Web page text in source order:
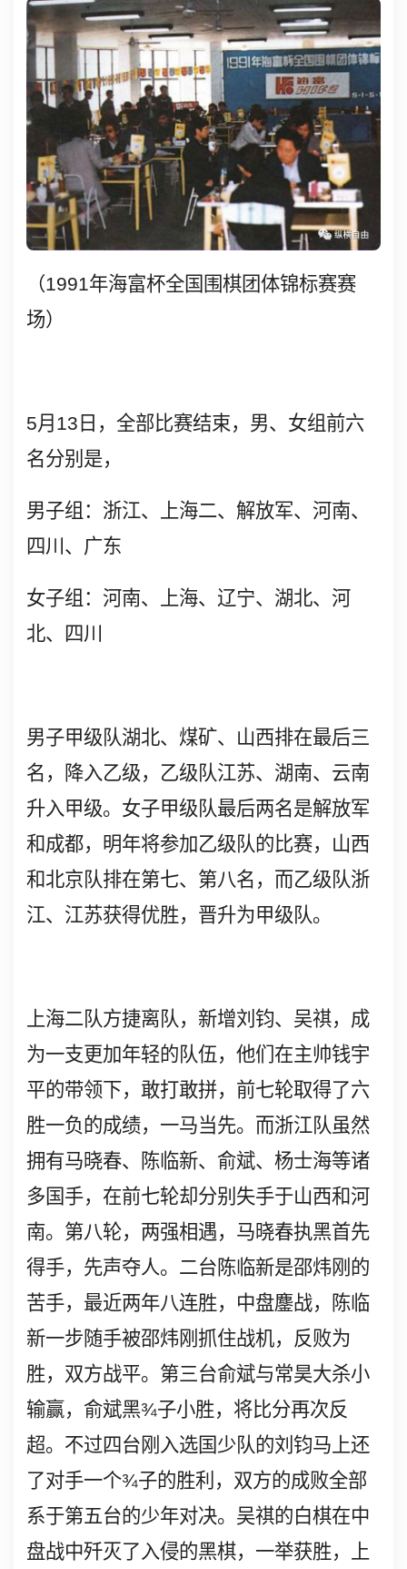
（1991年海富杯全国围棋团体锦标赛赛
场）
5月 13 日，全部比赛结束，男、女组前六
名分别是，
男子组：浙江、上海二、解放军、河南、
四川、广东
女子组：河南、上海、辽宁、湖北、河
北、四川
男子甲级队湖北、煤矿、山西排在最后三
名，降入乙级，乙级队江苏、湖南、云南
升入甲级。女子甲级队最后两名是解放军
和成都，明年将参加乙级队的比赛，山西
和北京队排在第七、第八名，而乙级队浙
江、江苏获得优胜，晋升为甲级队。
上海二队方捷离队，新增刘钧、吴祺，成
为一支更加年轻的队伍，他们在主帅钱宇
平的带领下，敢打敢拼，前七轮取得了六
胜一负的成绩，一马当先。而浙江队虽然
拥有马晓春、陈临新、俞斌、杨士海等诸
多国手，在前七轮却分别失手于山西和河
南。第八轮，两强相遇，马晓春执黑首先
得手，先声夺人。二台陈临新是邵炜刚的
苦手，最近两年八连胜，中盘鏖战，陈临
新一步随手被邵炜刚抓住战机，反败为
胜，双方战平。第三台俞斌与常昊大杀小
输赢，俞斌黑¾子小胜，将比分再次反
超。不过四台刚入选国少队的刘钧马上还
了对手一个¾子的胜利，双方的成败全部
系于第五台的少年对决。吴祺的白棋在中
盘战中歼灭了入侵的黑棋，一举获胜，上